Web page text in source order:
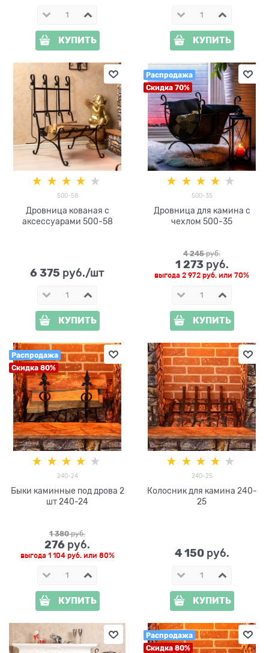
КУПИТЬ КУПИТЬ
500-58
Дровница кованая с
аксессуарами 500-58
6 375 руб./шт
КУПИТЬ
Распродажа
Скидка 70%
500-35
Дровница для камина с
чехлом 500-35
4 245 руб.
1 273 руб.
выгода 2 972 руб. или 70%
КУПИТЬ
Распродажа
Скидка 80%
240-24
Быки каминные под дрова 2
шт 240-24
1 380 руб.
276 руб.
выгода 1 104 руб.или 80%
КУПИТЬ
240-25
Колосник для камина 240-
25
4 150 руб.
КУПИТЬ
Распродажа
Скидка 80%